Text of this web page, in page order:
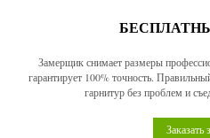
Замерщик снимает размеры
гарантирует 100% точность.
гарнитур без проблем и
Заказать